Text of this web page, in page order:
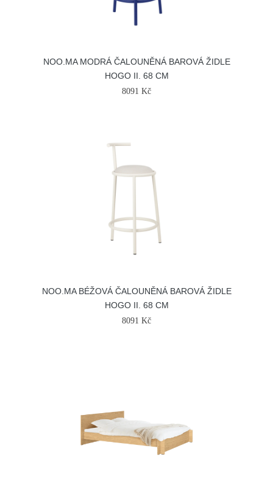
NOO.MA MODRÁ ČALOUNĚNÁ BAROVÁ ŽIDLE
HOGO II. 68 CM
8091 Kč
NOO.MA BÉŽOVÁ ČALOUNĚNÁ BAROVÁ ŽIDLE
HOGO II. 68 CM
8091 Kč